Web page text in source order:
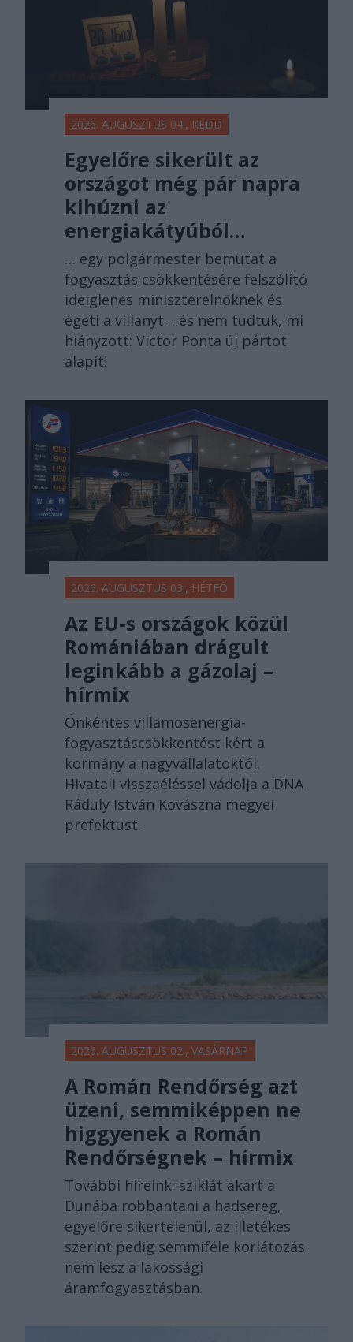
2026. AUGUSZTUS 04., KEDD
Egyelőre sikerült az
országot még pár napra
kihúzni az
energiakátyúból…
… egy polgármester bemutat a
fogyasztás csökkentésére felszólító
ideiglenes miniszterelnöknek és
égeti a villanyt… és nem tudtuk, mi
hiányzott: Victor Ponta új pártot
alapít!
2026. AUGUSZTUS 03., HÉTFŐ
Az EU-s országok közül
Romániában drágult
leginkább a gázolaj –
hírmix
Önkéntes villamosenergia-
fogyasztáscsökkentést kért a
kormány a nagyvállalatoktól.
Hivatali visszaéléssel vádolja a DNA
Ráduly István Kovászna megyei
prefektust.
2026. AUGUSZTUS 02., VASÁRNAP
A Román Rendőrség azt
üzeni, semmiképpen ne
higgyenek a Román
Rendőrségnek – hírmix
További híreink: sziklát akart a
Dunába robbantani a hadsereg,
egyelőre sikertelenül, az illetékes
szerint pedig semmiféle korlátozás
nem lesz a lakossági
áramfogyasztásban.